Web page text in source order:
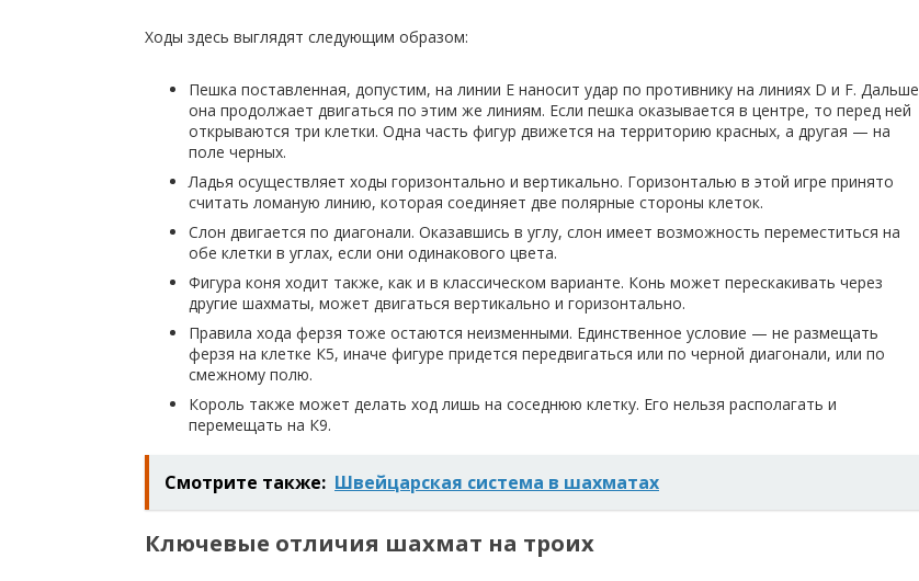
Ходы здесь выглядят следующим образом:
Пешка поставленная, допустим, на линии Е наносит удар по противнику на линиях D и F. Дальше
она продолжает двигаться по этим же линиям. Если пешка оказывается в центре, то перед ней
открываются три клетки. Одна часть фигур движется на территорию красных, а другая — на
поле черных.
Ладья осуществляет ходы горизонтально и вертикально. Горизонталью в этой игре принято
считать ломаную линию, которая соединяет две полярные стороны клеток.
Слон двигается по диагонали. Оказавшись в углу, слон имеет возможность переместиться на
обе клетки в углах, если они одинакового цвета.
Фигура коня ходит также, как и в классическом варианте. Конь может перескакивать через
другие шахматы, может двигаться вертикально и горизонтально.
Правила хода ферзя тоже остаются неизменными. Единственное условие — не размещать
ферзя на клетке К5, иначе фигуре придется передвигаться или по черной диагонали, или по
смежному полю.
Король также может делать ход лишь на соседнюю клетку. Его нельзя располагать и
перемещать на К9.
Смотрите также: Швейцарская система в шахматах
Ключевые отличия шахмат на троих